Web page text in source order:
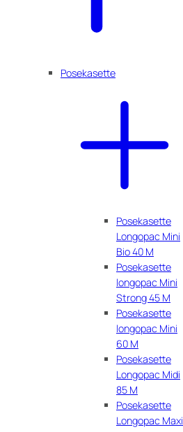
Posekasette
Posekasette
Longopac Mini
Bio 40 M
Posekasette
longopac Mini
Strong 45 M
Posekasette
longopac Mini
60 M
Posekasette
Longopac Midi
85 M
Posekasette
Longopac Maxi